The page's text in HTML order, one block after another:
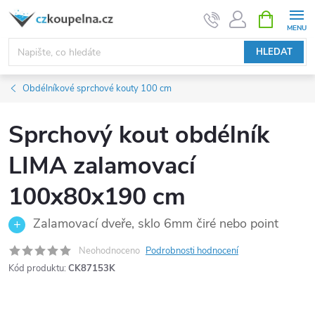
Přejít
obsah
HLEDAT
NÁKUPNÍ
KOŠÍK
Obdélníkové sprchové kouty 100 cm
Sprchový kout obdélník
LIMA zalamovací
100x80x190 cm
Zalamovací dveře, sklo 6mm čiré nebo point
Neohodnoceno Podrobnosti hodnocení
Kód produktu: CK87153K